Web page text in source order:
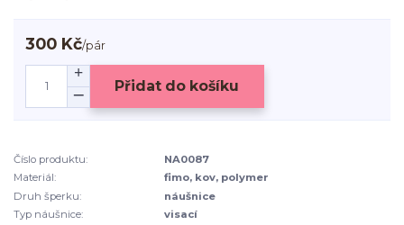
300 Kč/pár
Přidat do košíku
Číslo produktu:
NA0087
Materiál:
fimo, kov, polymer
Druh šperku:
náušnice
Typ náušnice:
visací